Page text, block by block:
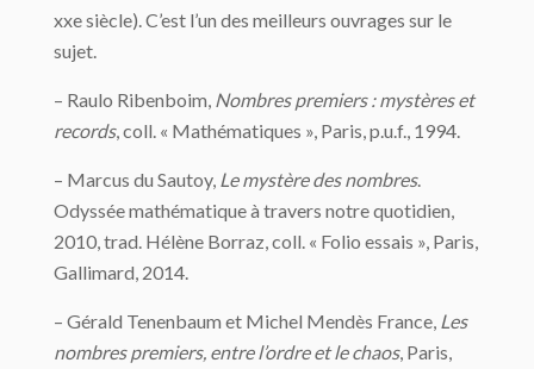
xxe siècle). C’est l’un des meilleurs ouvrages sur le
sujet.
– Raulo Ribenboim, Nombres premiers : mystères et
records, coll. « Mathématiques », Paris, p.u.f., 1994.
– Marcus du Sautoy, Le mystère des nombres.
Odyssée mathématique à travers notre quotidien,
2010, trad. Hélène Borraz, coll. « Folio essais », Paris,
Gallimard, 2014.
– Gérald Tenenbaum et Michel Mendès France, Les
nombres premiers, entre l’ordre et le chaos, Paris,